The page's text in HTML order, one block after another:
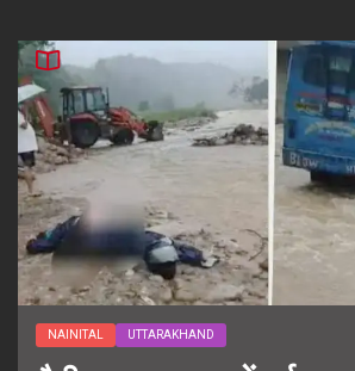
NAINITAL UTTARAKHAND